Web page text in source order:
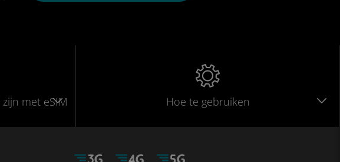
zijn met eSIM Hoe te gebruiken